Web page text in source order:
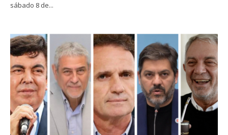
sábado 8 de...